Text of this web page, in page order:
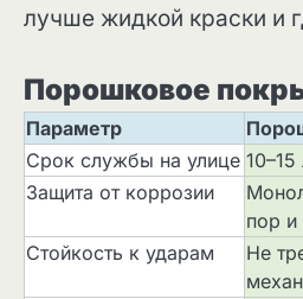
лучше жидкой краски и
Порошковое
Параметр
Срок службы на улице 10–15
Защита от коррозии
пор
Стойкость к ударам
Не